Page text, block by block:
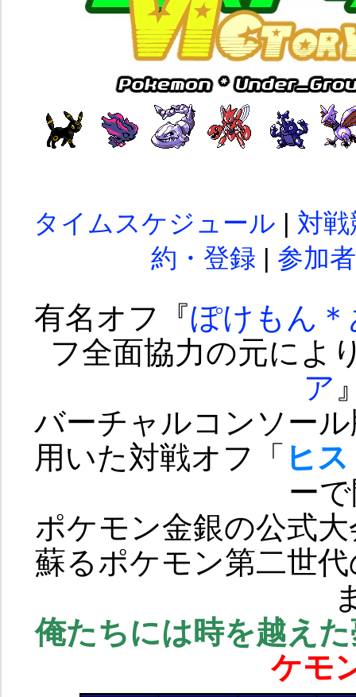
タイムスケジュール
対
約・登録
参加
有名オフ『ぽけもん
フ全面協力の元によ
ア
バーチャルコンソー
用いた対戦オフ「 ヒ
ー
ポケモン金銀の公式
蘇るポケモン第二世
俺たちには時を越え
ケモ